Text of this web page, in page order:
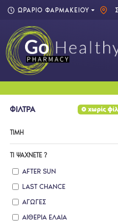
ΩΡΑΡΙΟ ΦΑΡΜΑΚΕΙΟΥ
ΦΙΛΤΡΑ χωρίς
ΤΙΜΉ
ΤΙ ΨΆΧΝΕΤΕ ?
AFTER SUN
LAST CHANCE
ΑΓΩΓΕΣ
ΑΙΘΕΡΙΑ ΕΛΑΙΑ